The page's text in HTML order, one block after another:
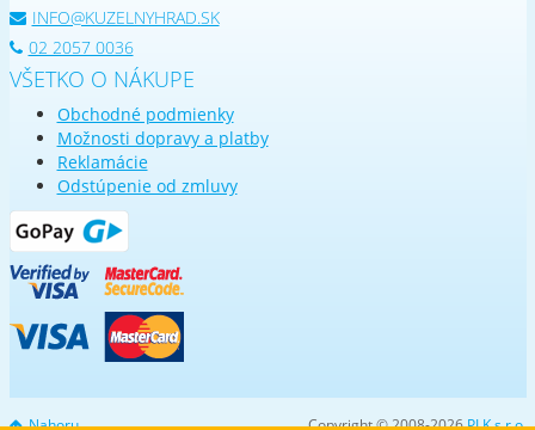
INFO@KUZELNYHRAD.SK
02 2057 0036
VŠETKO O NÁKUPE
Obchodné podmienky
Možnosti dopravy a platby
Reklamácie
Odstúpenie od zmluvy
Nahoru Copyright © 2008-2026PLK s.r.o.